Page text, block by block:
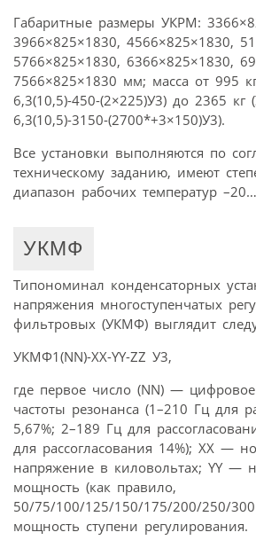
Габаритные размеры УКРМ:
3966×825×1830, 4566×825×1830,
5766×825×1830, 6366×825×1830,
7566×825×1830 мм; масса от 995
6,3(10,5)-450-(2×225)У3) до 2365 кг
6,3(10,5)-3150-(2700*+3×150)У3).
Все установки выполняются по
техническому заданию, имеют
диапазон рабочих температур
УКМФ
Типономинал конденсаторных
напряжения многоступенчатых
фильтровых (УКМФ) выглядит
УКМФ1(NN)-XX-YY-ZZ У3,
где первое число (NN) —
частоты резонанса (1–210 Гц для
5,67%; 2–189 Гц для
для рассогласования 14%); XX —
напряжение в киловольтах; YY —
мощность (как правило,
50/75/100/125/150/175/200/250/
мощность ступени регулирования.